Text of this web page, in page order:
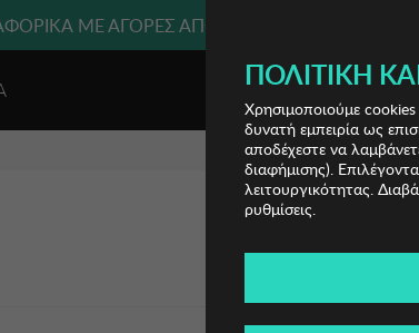
Ή ΧΡΕΩΣΤΙΚΗ ΚΑΡΤΑ, PAYPAL & IRIS!
ΜΕ ΑΓΟΡΕΣ ΑΠΌ 49€ ΚΑΙ ΆΝΩ!
ΠΟΛΙΤΙΚΉ
Χρησιμοποιούμε
δυνατή εμπειρία ως
αποδέχεστε να
διαφήμισης).
λειτουργικότητας.
ρυθμίσεις.